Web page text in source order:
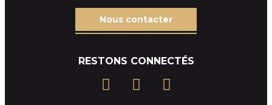
Nous contacter
RESTONS CONNECTÉS